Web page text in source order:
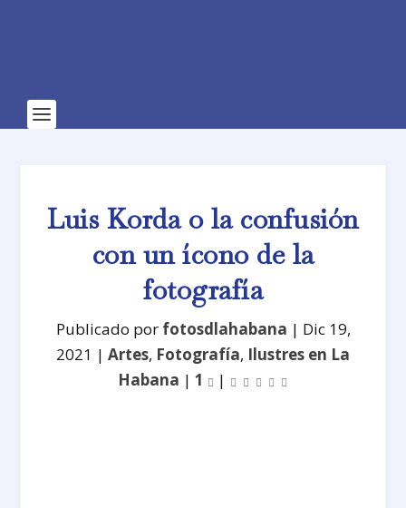
Luis Korda o la confusión
con un ícono de la
fotografía
Publicado por fotosdlahabana | Dic 19,
2021 | Artes, Fotografía, Ilustres en La
Habana | 1 |